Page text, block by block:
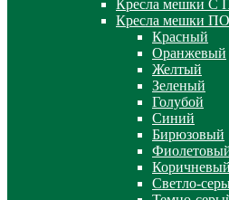
Кресла мешки
Кресла мешки
Красный
Оранжевый
Желтый
Зеленый
Голубой
Синий
Бирюзовый
Коричневый
Светло-